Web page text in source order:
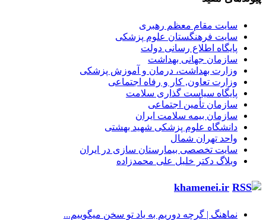
سایت مقام معظم رهبری
سایت فرهنگستان علوم پزشکی
پایگاه اطلاع رسانی دولت
سازمان جهانی بهداشت
وزارت بهداشت، درمان و آموزش پزشکی
وزارت تعاون, کار و رفاه اجتماعی
پایگاه سیاست گذاری سلامت
سازمان تأمین اجتماعی
سازمان بیمه سلامت ایران
دانشگاه علوم پزشکی شهید بهشتی
واحد تهران شمال
سایت تخصصی بیمارستان سازی در ایران
وبلاگ دکتر خلیل علی محمدزاده
khamenei.ir
نماهنگ |‌ گرچه دوریم به یاد تو سخن میگوییم...